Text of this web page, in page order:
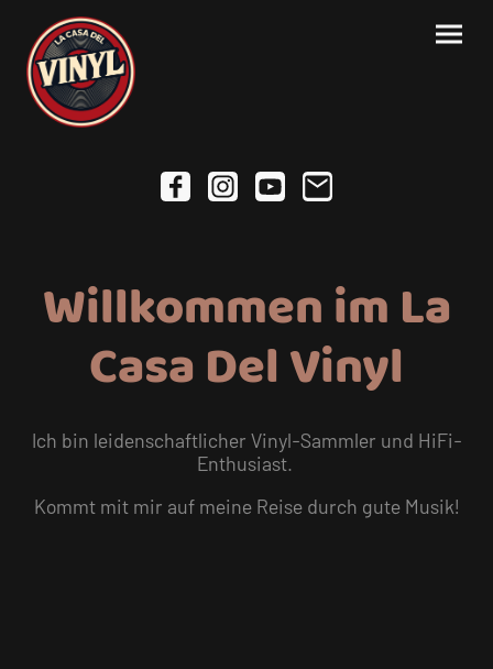
Willkommen im La
Casa Del Vinyl
Ich bin leidenschaftlicher Vinyl-Sammler und HiFi-
Enthusiast.
Kommt mit mir auf meine Reise durch gute Musik!